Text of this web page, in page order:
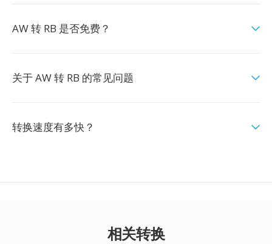
AW 转 RB 是否免费？
关于 AW 转 RB 的常见问题
转换速度有多快？
相关转换